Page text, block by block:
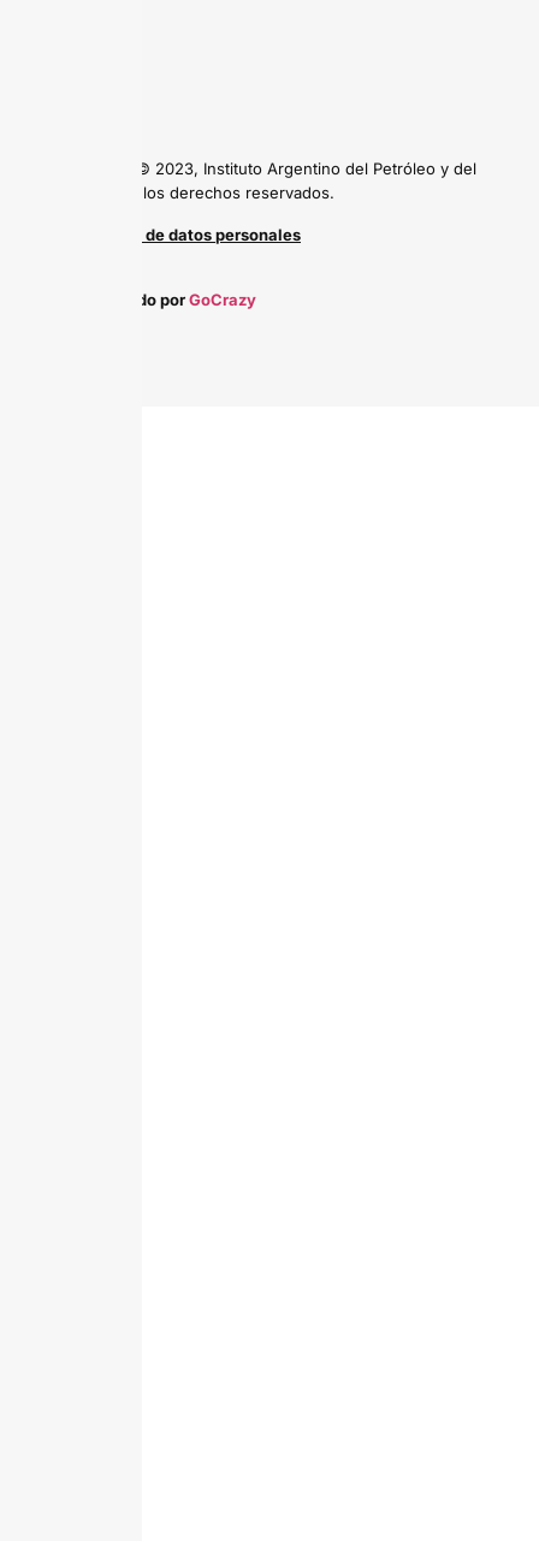
Copyright © 2023, Instituto Argentino del Petróleo y del
Gas, todos los derechos reservados.
Protección de datos personales
Desarrollado porGoCrazy